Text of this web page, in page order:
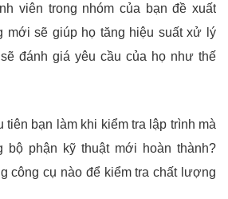
viên trong nhóm của bạn đề xuất
mới sẽ giúp họ tăng hiệu suất xử lý
đánh giá yêu cầu của họ như thế
tiên bạn làm khi kiểm tra lập trình mà
bộ phận kỹ thuật mới hoàn thành?
công cụ nào để kiểm tra chất lượng